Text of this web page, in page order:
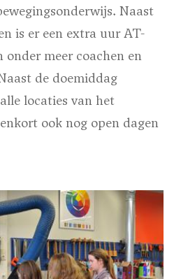
Naast
is er een extra uur AT-
meer coachen en
de doemiddag
locaties van het
ook nog open dagen